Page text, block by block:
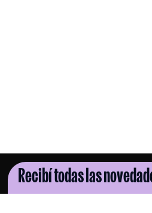
Recibí todas las